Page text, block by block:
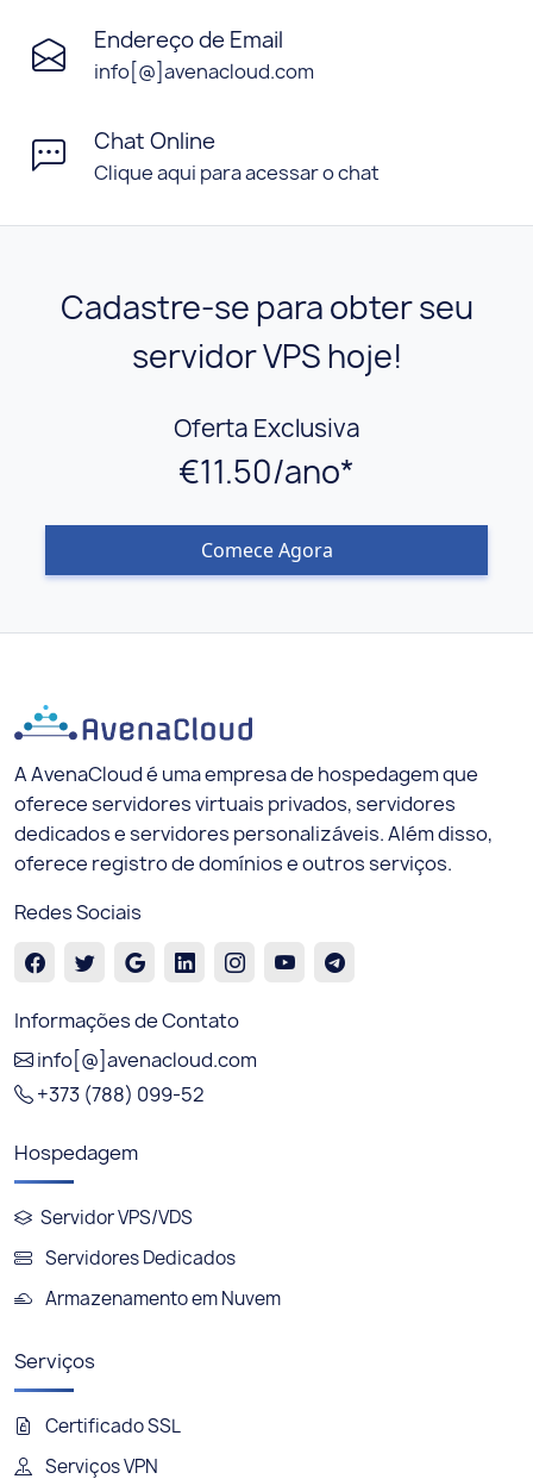
Endereço de Email
info[@]avenacloud.com
Chat Online
Clique aqui para acessar o chat
Cadastre-se para obter seu
servidor VPS hoje!
Oferta Exclusiva
€11.50/ano*
Comece Agora
A AvenaCloud é uma empresa de hospedagem que
oferece servidores virtuais privados, servidores
dedicados e servidores personalizáveis. Além disso,
oferece registro de domínios e outros serviços.
Redes Sociais
Informações de Contato
info[@]avenacloud.com
+373 (788) 099-52
Hospedagem
Servidor VPS/VDS
Servidores Dedicados
Armazenamento em Nuvem
Serviços
Certificado SSL
Serviços VPN